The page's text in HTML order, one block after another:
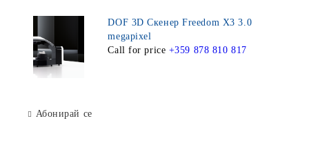
DOF 3D Скенер Freedom X3 3.0
megapixel
Call for price +359 878 810 817
Абонирай се